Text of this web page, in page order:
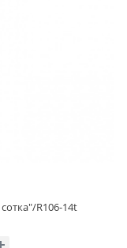
R106-14t